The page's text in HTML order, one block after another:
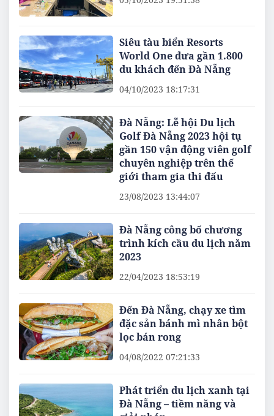
Siêu tàu biển Resorts
World One đưa gần 1.800
du khách đến Đà Nẵng
04/10/2023 18:17:31
Đà Nẵng: Lễ hội Du lịch
Golf Đà Nẵng 2023 hội tụ
gần 150 vận động viên golf
chuyên nghiệp trên thế
giới tham gia thi đấu
23/08/2023 13:44:07
Đà Nẵng công bố chương
trình kích cầu du lịch năm
2023
22/04/2023 18:53:19
Đến Đà Nẵng, chạy xe tìm
đặc sản bánh mì nhân bột
lọc bán rong
04/08/2022 07:21:33
Phát triển du lịch xanh tại
Đà Nẵng – tiềm năng và